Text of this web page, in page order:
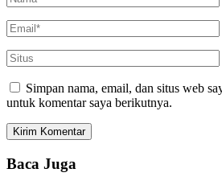
Simpan nama, email, dan situs web
untuk komentar saya berikutnya.
Baca Juga